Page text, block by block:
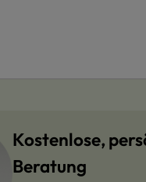
Kostenlose,
Beratung